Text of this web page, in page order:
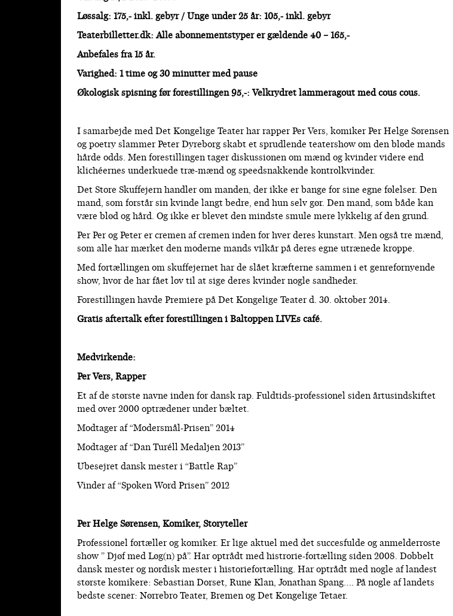
Løssalg: 175,- inkl. gebyr / Unge under 25 år: 105,- inkl. gebyr
Teaterbilletter.dk: Alle abonnementstyper er gældende 40 – 165,-
Anbefales fra 15 år.
Varighed: 1 time og 30 minutter med pause
Økologisk spisning før forestillingen 95,-: Velkrydret lammeragout med cous cous.
I samarbejde med Det Kongelige Teater har rapper Per Vers, komiker Per Helge Sørensen
og poetry slammer Peter Dyreborg skabt et sprudlende teatershow om den bløde mands
hårde odds. Men forestillingen tager diskussionen om mænd og kvinder videre end
klichéernes underkuede træ-mænd og speedsnakkende kontrolkvinder.
Det Store Skuffejern handler om manden, der ikke er bange for sine egne følelser. Den
mand, som forstår sin kvinde langt bedre, end hun selv gør. Den mand, som både kan
være blød og hård. Og ikke er blevet den mindste smule mere lykkelig af den grund.
Per Per og Peter er cremen af cremen inden for hver deres kunstart. Men også tre mænd,
som alle har mærket den moderne mands vilkår på deres egne utrænede kroppe.
Med fortællingen om skuffejernet har de slået kræfterne sammen i et genrefornyende
show, hvor de har fået lov til at sige deres kvinder nogle sandheder.
Forestillingen havde Premiere på Det Kongelige Teater d. 30. oktober 2014.
Gratis aftertalk efter forestillingen i Baltoppen LIVEs café.
Medvirkende:
Per Vers, Rapper
Et af de største navne inden for dansk rap. Fuldtids-professionel siden årtusindskiftet
med over 2000 optrædener under bæltet.
Modtager af “Modersmål-Prisen” 2014
Modtager af “Dan Turéll Medaljen 2013”
Ubesejret dansk mester i “Battle Rap”
Vinder af “Spoken Word Prisen” 2012
Per Helge Sørensen, Komiker, Storyteller
Professionel fortæller og komiker. Er lige aktuel med det succesfulde og anmelderroste
show ” Djøf med Løg(n) på”. Har optrådt med histrorie-fortælling siden 2008. Dobbelt
dansk mester og nordisk mester i historiefortælling. Har optrådt med nogle af landest
største komikere: Sebastian Dorset, Rune Klan, Jonathan Spang…. På nogle af landets
bedste scener: Nørrebro Teater, Bremen og Det Kongelige Tetaer.